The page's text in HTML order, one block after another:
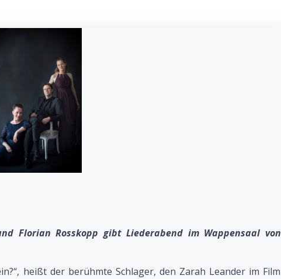
Florian Rosskopp gibt Liederabend im Wappensaal von
heißt der berühmte Schlager, den Zarah Leander im Film